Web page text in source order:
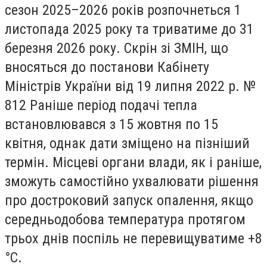
сезон 2025–2026 років розпочнеться 1
листопада 2025 року та триватиме до 31
березня 2026 року. Скрін зі ЗМІН, що
вносяться до постанови Кабінету
Міністрів України від 19 липня 2022 р. №
812 Раніше період подачі тепла
встановлювався з 15 жовтня по 15
квітня, однак дати зміщено на пізніший
термін. Місцеві органи влади, як і раніше,
зможуть самостійно ухвалювати рішення
про достроковий запуск опалення, якщо
середньодобова температура протягом
трьох днів поспіль не перевищуватиме +8
°C.